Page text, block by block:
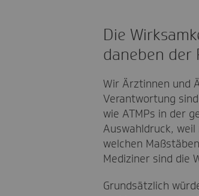
Die
daneben der
Wir Ärztinnen und
Verantwortung
wie ATMPs in der
Auswahldruck,
welchen
Mediziner sind die
Grundsätzlich